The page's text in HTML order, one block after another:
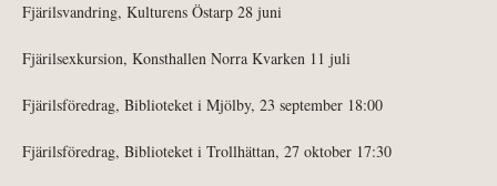
Fjärilsvandring, Kulturens Östarp 28 juni
Fjärilsexkursion, Konsthallen Norra Kvarken 11 juli
Fjärilsföredrag, Biblioteket i Mjölby, 23 september 18:00
Fjärilsföredrag, Biblioteket i Trollhättan, 27 oktober 17:30